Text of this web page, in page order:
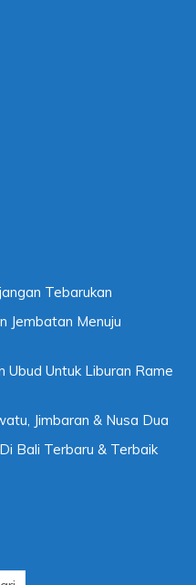
Tebarukan
Jembatan Menuju
Untuk Liburan Rame
Jimbaran & Nusa Dua
Bali Terbaru & Terbaik